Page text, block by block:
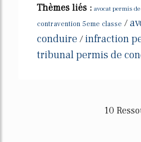
Thèmes liés : avocat permis
contravention 5eme classe /
conduire /infraction
tribunal permis de
10